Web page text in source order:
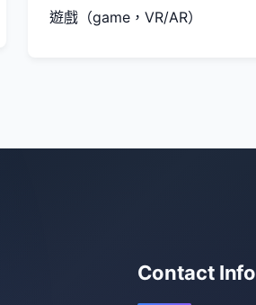
遊戲（game，VR/AR）
Contact Info